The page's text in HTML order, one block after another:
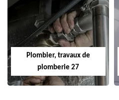
Plombier, travaux de
plomberie 27